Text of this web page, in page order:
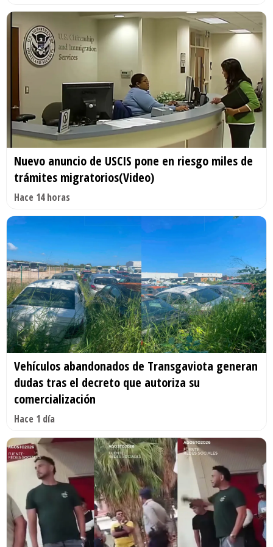
Nuevo anuncio de USCIS pone en riesgo miles de
trámites migratorios(Video)
Hace 14 horas
Vehículos abandonados de Transgaviota generan
dudas tras el decreto que autoriza su
comercialización
Hace 1 día